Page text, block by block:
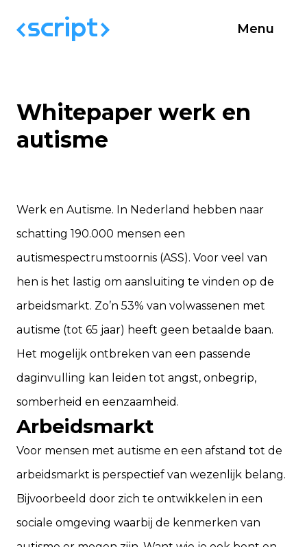
Menu
Whitepaper werk en
autisme
Werk en Autisme. In Nederland hebben naar
schatting 190.000 mensen een
autismespectrumstoornis (ASS). Voor veel van
hen is het lastig om aansluiting te vinden op de
arbeidsmarkt. Zo’n 53% van volwassenen met
autisme (tot 65 jaar) heeft geen betaalde baan.
Het mogelijk ontbreken van een passende
daginvulling kan leiden tot angst, onbegrip,
somberheid en eenzaamheid.
Arbeidsmarkt
Voor mensen met autisme en een afstand tot de
arbeidsmarkt is perspectief van wezenlijk belang.
Bijvoorbeeld door zich te ontwikkelen in een
sociale omgeving waarbij de kenmerken van